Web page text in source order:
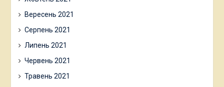
Вересень 2021
Серпень 2021
Липень 2021
Червень 2021
Травень 2021